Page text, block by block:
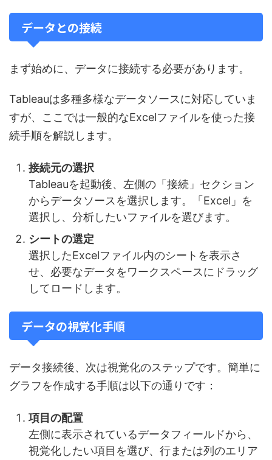
データとの接続
まず始めに、データに接続する必要があります。
Tableauは多種多様なデータソースに対応していま
すが、ここでは一般的なExcelファイルを使った接
続手順を解説します。
接続元の選択
Tableauを起動後、左側の「接続」セクション
からデータソースを選択します。「Excel」を
選択し、分析したいファイルを選びます。
シートの選定
選択したExcelファイル内のシートを表示さ
せ、必要なデータをワークスペースにドラッグ
してロードします。
データの視覚化手順
データ接続後、次は視覚化のステップです。簡単に
グラフを作成する手順は以下の通りです：
項目の配置
左側に表示されているデータフィールドから、
視覚化したい項目を選び、行または列のエリア